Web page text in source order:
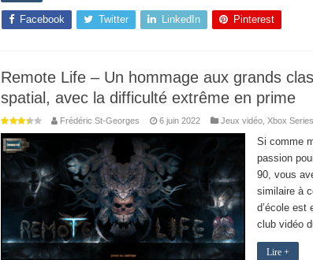
Facebook Twitter LinkedIn Pinterest
Remote Life – Un hommage aux grands
spatial, avec la difficulté extrême en prime
Frédéric St-Georges 6 juin 2022 Jeux vidéo, Xbox
Si comme
passion
90, vous
similaire à
d’école est
club vidéo
Lire +